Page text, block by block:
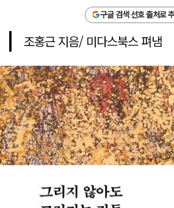
구글 검색 선호 출처로
조홍근 지음/ 미다스북스 펴냄